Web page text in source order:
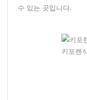
수 있는 곳입니다.
키포렌